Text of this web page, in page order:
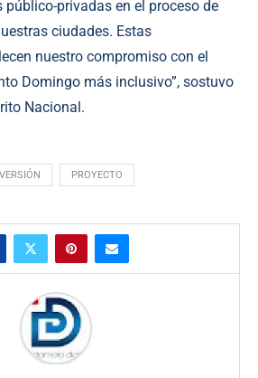
privadas en el proceso de
ciudades. Estas
nuestro compromiso con el
Domingo más inclusivo”, sostuvo
Nacional.
PROYECTO